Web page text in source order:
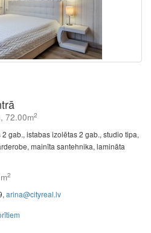
72.00m2
gab., istabas izolētas 2 gab., studio tipa,
mainīta santehnika, lamināta
2
arina@cityreal.lv